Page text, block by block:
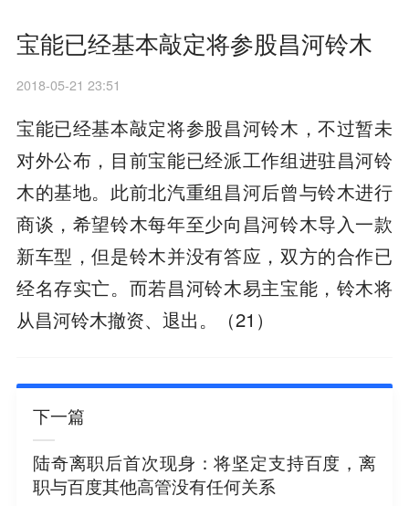
宝能已经基本敲定将参股昌河铃木
2018-05-21 23:51
宝能已经基本敲定将参股昌河铃木，不过暂未
对外公布，目前宝能已经派工作组进驻昌河铃
木的基地。此前北汽重组昌河后曾与铃木进行
商谈，希望铃木每年至少向昌河铃木导入一款
新车型，但是铃木并没有答应，双方的合作已
经名存实亡。而若昌河铃木易主宝能，铃木将
从昌河铃木撤资、退出。（21）
下一篇
陆奇离职后首次现身：将坚定支持百度，离
职与百度其他高管没有任何关系